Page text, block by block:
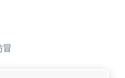
冒